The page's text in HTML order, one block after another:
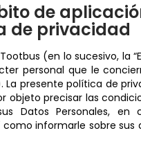
de
de privacidad
(en lo sucesivo, la
personal que le
La presente política de
objeto precisar las
Datos Personales, en
informarle sobre sus